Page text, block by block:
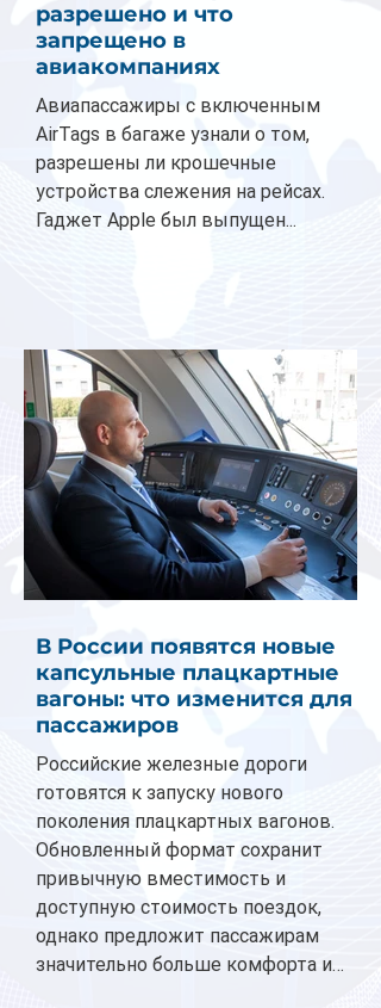
разрешено и что
запрещено в
авиакомпаниях
Авиапассажиры с включенным
AirTags в багаже узнали о том,
разрешены ли крошечные
устройства слежения на рейсах.
Гаджет Apple был выпущен...
В России появятся новые
капсульные плацкартные
вагоны: что изменится для
пассажиров
Российские железные дороги
готовятся к запуску нового
поколения плацкартных вагонов.
Обновленный формат сохранит
привычную вместимость и
доступную стоимость поездок,
однако предложит пассажирам
значительно больше комфорта и